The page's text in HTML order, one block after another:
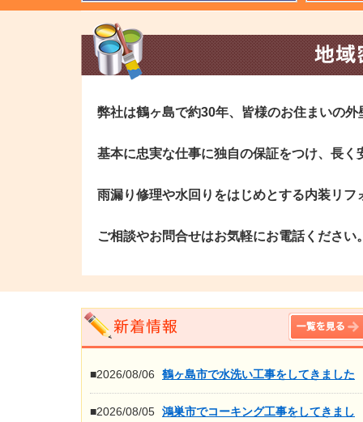
弊社は鶴ヶ島で約30年、皆様のお住まいの
基本に忠実な仕事に独自の保証をつけ、長
雨漏り修理や水回りをはじめとする内装リフ
ご相談やお問合せはお気軽にお電話ください
■2026/08/06 鶴ヶ島市で水洗い工事をしてきました
■2026/08/05 鴻巣市でコーキング工事をしてきまし